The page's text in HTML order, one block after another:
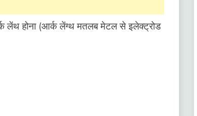
लेंथ होना (आर्क लेंग्थ मतलब मेटल से इलेक्ट्रोड